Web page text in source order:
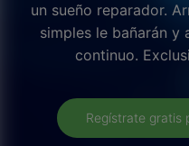
un sueño reparador.
simples le bañarán y
continuo.
Regístrate gratis